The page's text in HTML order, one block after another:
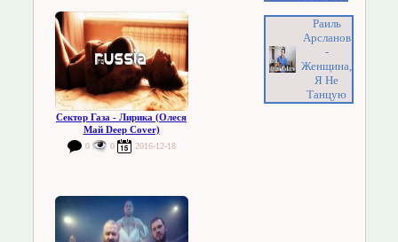
Сектор Газа - Лирика (Олеся
Май Deep Cover)
0 0 2016-12-18
Раиль
Арсланов
-
Женщина,
Я Не
Танцую